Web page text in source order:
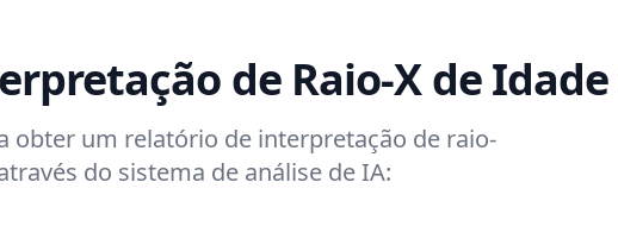
de Raio-X de Idade
obter um relatório de interpretação de raio-
do sistema de análise de IA: